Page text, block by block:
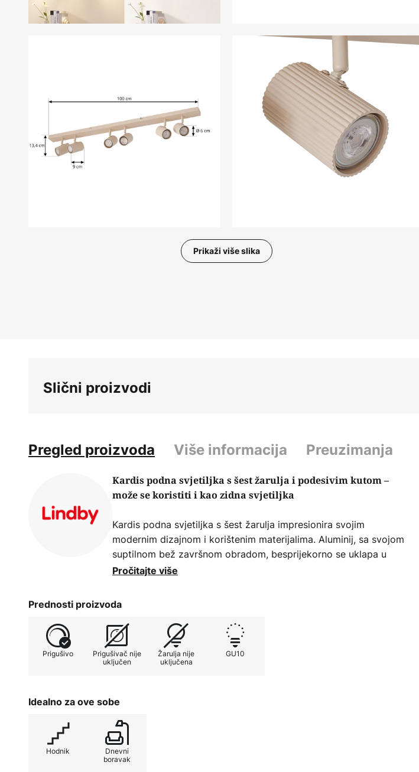
Prikaži više slika
Slični proizvodi
Pregled proizvoda Više informacija Preuzimanja
Kardis podna svjetiljka s šest žarulja i podesivim kutom –
može se koristiti i kao zidna svjetiljka
Kardis podna svjetiljka s šest žarulja impresionira svojim
modernim dizajnom i korištenim materijalima. Aluminij, sa svojom
suptilnom bež završnom obradom, besprijekorno se uklapa u
razne stilove interijera i dodaje elegantne akcente hodnicima i
stvara ugodnu atmosferu koju se, zahvaljujući podesivim sjenilima,
Pročitajte više
Prednosti proizvoda
Prigušivo
Prigušivač nije
uključen
Žarulja nije
uključena
GU10
Idealno za ove sobe
Hodnik
Dnevni
boravak